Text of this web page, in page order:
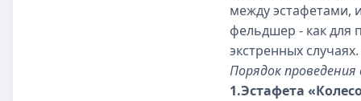
между эстафетами,
фельдшер - как для
экстренных случаях.
Порядок проведения
1.Эстафета